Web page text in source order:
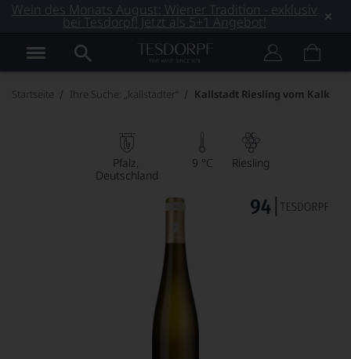
Wein des Monats August: Wiener Tradition - exklusiv
bei Tesdorpf! Jetzt als 5+1 Angebot!
Startseite Ihre Suche: „kallstadter“ Kallstadt Riesling vom Kalk
Pfalz
Deutschland
9 °C Riesling